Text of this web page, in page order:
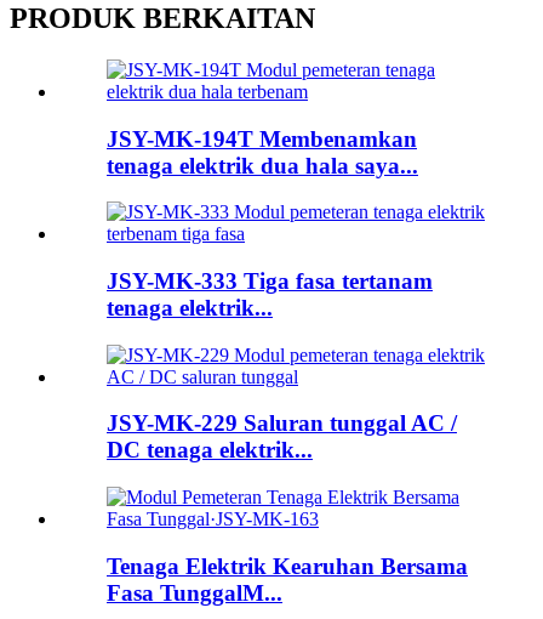
PRODUK BERKAITAN
JSY-MK-194T Membenamkan
tenaga elektrik dua hala saya...
JSY-MK-333 Tiga fasa tertanam
tenaga elektrik...
JSY-MK-229 Saluran tunggal AC /
DC tenaga elektrik...
Tenaga Elektrik Kearuhan Bersama
Fasa TunggalM...